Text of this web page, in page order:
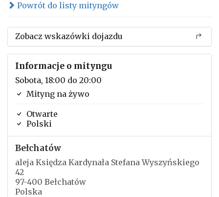
Powrót do listy mityngów
Zobacz wskazówki dojazdu
Informacje o mityngu
Sobota, 18:00 do 20:00
Mityng na żywo
Otwarte
Polski
Bełchatów
aleja Księdza Kardynała Stefana Wyszyńskiego
42
97-400 Bełchatów
Polska